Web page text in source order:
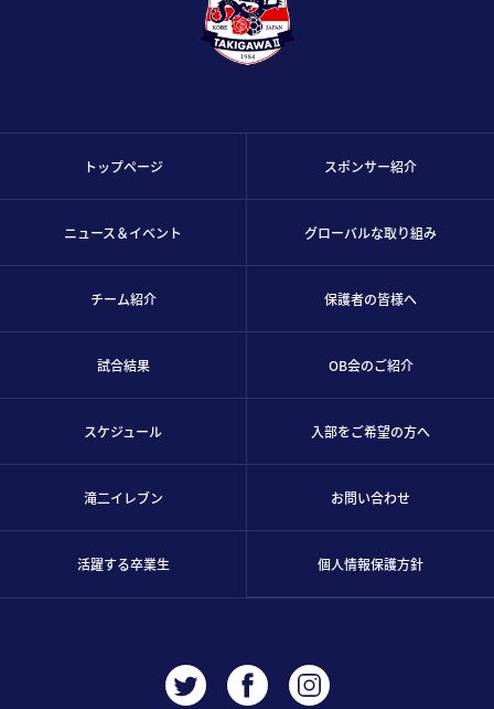
トップページ
ニュース＆イベント
チーム紹介
試合結果
スケジュール
滝二イレブン
活躍する卒業生
スポンサー紹介
グローバルな取り組み
保護者の皆様へ
OB会のご紹介
入部をご希望の方へ
お問い合わせ
個人情報保護方針